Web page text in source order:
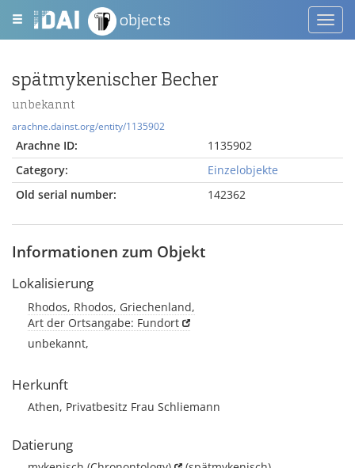
objects
spätmykenischer Becher
unbekannt
arachne.dainst.org/entity/1135902
Arachne ID:
1135902
Category:
Einzelobjekte
Old serial number:
142362
Informationen zum Objekt
Lokalisierung
Rhodos, Rhodos, Griechenland,
Art der Ortsangabe: Fundort
unbekannt,
Herkunft
Athen, Privatbesitz Frau Schliemann
Datierung